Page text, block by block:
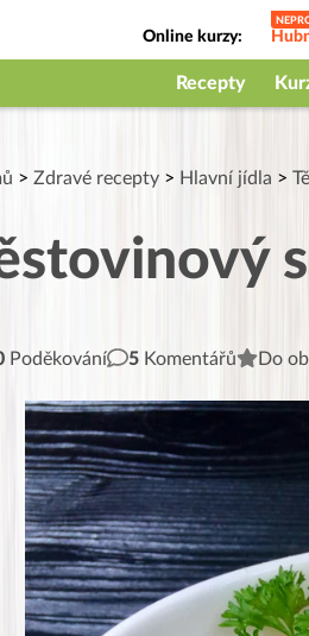
Online kurzy:
Jak na babičky
Recepty
> Zdravé recepty > Hlavní jídla >
Poděkování 5 Komentářů Do